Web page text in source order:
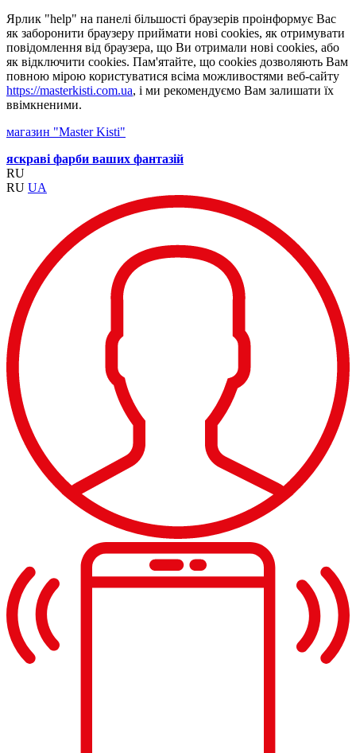
Ярлик "help" на панелі більшості браузерів проінформує Вас
як заборонити браузеру приймати нові cookies, як отримувати
повідомлення від браузера, що Ви отримали нові cookies, або
як відключити cookies. Пам'ятайте, що cookies дозволяють Вам
повною мірою користуватися всіма можливостями веб-сайту
https://masterkisti.com.ua, і ми рекомендуємо Вам залишати їх
ввімкненими.
магазин "Master Kisti"
яскраві фарби ваших фантазій
RU
RU UA